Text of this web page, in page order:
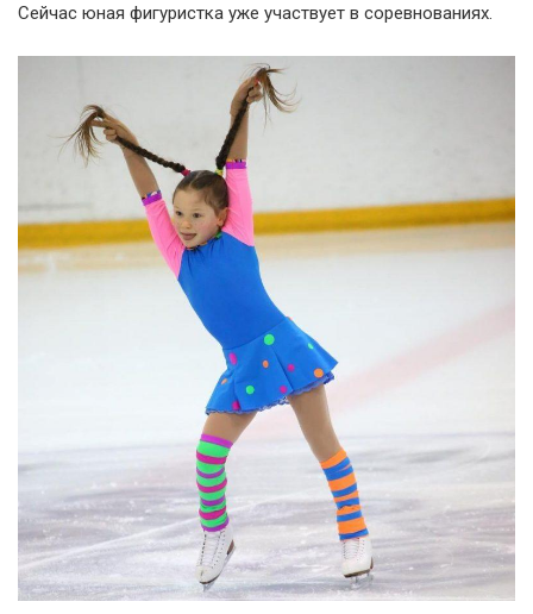
Сейчас юная фигуристка уже участвует в соревнованиях.